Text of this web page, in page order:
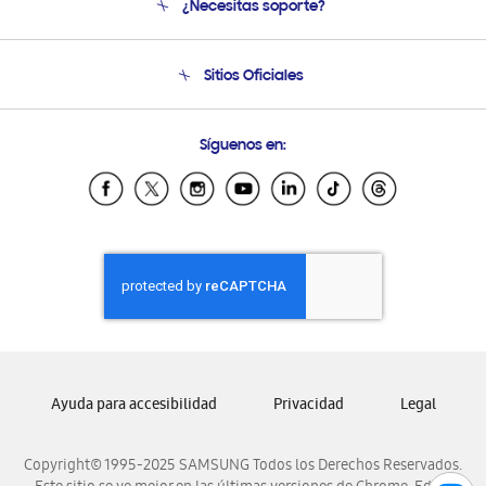
Soporte
Condiciones de Compra
¿Necesitas soporte?
Soporte vía eMail
Sitios Oficiales
Samsung Ecuador
Samsung El Salvador
Samsung Honduras
Samsung Nicaragua
Samsung Panamá
Samsung Venezuela
Síguenos en:
Copyright© 1995-2025 SAMSUNG Todos los Derechos Reservados.
Ayuda para accesibilidad Privacidad Legal